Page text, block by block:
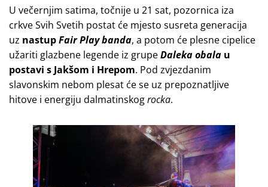
U večernjim satima, točnije u 21 sat, pozornica iza
crkve Svih Svetih postat će mjesto susreta generacija
uz nastupFair Play banda, a potom će plesne cipelice
užariti glazbene legende iz grupeDaleka obala u
postavi s Jakšom i Hrepom. Pod zvjezdanim
slavonskim nebom plesat će se uz prepoznatljive
hitove i energiju dalmatinskogrocka.